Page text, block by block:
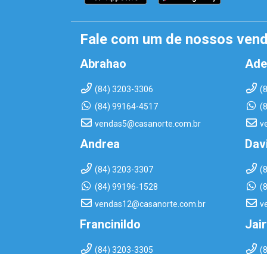
Fale com um de nossos
Abrahao
(84) 3203-3306
(84) 99164-4517
vendas5@casanorte.com.br
Andrea
(84) 3203-3307
(84) 99196-1528
vendas12@casanorte.com.br
Francinildo
(84) 3203-3305